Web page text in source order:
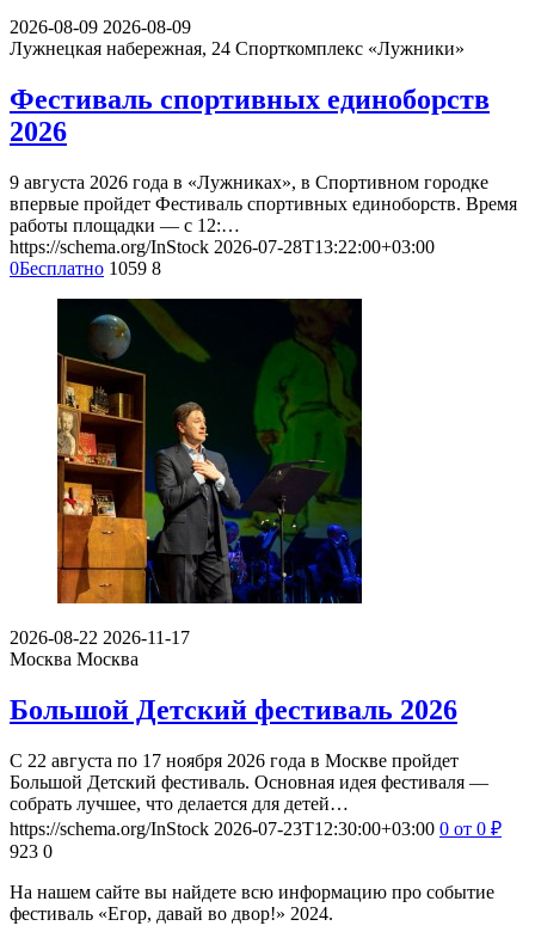
2026-08-09 2026-08-09
Лужнецкая набережная, 24 Спорткомплекс «Лужники»
Фестиваль спортивных единоборств
2026
9 августа 2026 года в «Лужниках», в Спортивном городке
впервые пройдет Фестиваль спортивных единоборств. Время
работы площадки — с 12:…
https://schema.org/InStock 2026-07-28T13:22:00+03:00
0Бесплатно 1059 8
2026-08-22 2026-11-17
Москва Москва
Большой Детский фестиваль 2026
С 22 августа по 17 ноября 2026 года в Москве пройдет
Большой Детский фестиваль. Основная идея фестиваля —
собрать лучшее, что делается для детей…
https://schema.org/InStock 2026-07-23T12:30:00+03:00 0 от 0 ₽
923 0
На нашем сайте вы найдете всю информацию про событие
фестиваль «Егор, давай во двор!» 2024.